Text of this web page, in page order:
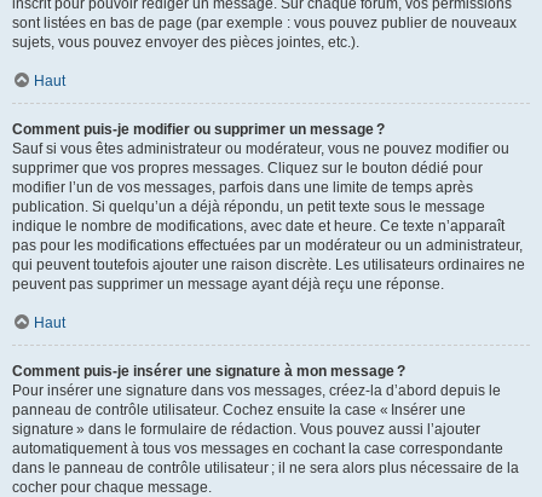
inscrit pour pouvoir rédiger un message. Sur chaque forum, vos permissions
sont listées en bas de page (par exemple : vous pouvez publier de nouveaux
sujets, vous pouvez envoyer des pièces jointes, etc.).
Haut
Comment puis-je modifier ou supprimer un message ?
Sauf si vous êtes administrateur ou modérateur, vous ne pouvez modifier ou
supprimer que vos propres messages. Cliquez sur le bouton dédié pour
modifier l’un de vos messages, parfois dans une limite de temps après
publication. Si quelqu’un a déjà répondu, un petit texte sous le message
indique le nombre de modifications, avec date et heure. Ce texte n’apparaît
pas pour les modifications effectuées par un modérateur ou un administrateur,
qui peuvent toutefois ajouter une raison discrète. Les utilisateurs ordinaires ne
peuvent pas supprimer un message ayant déjà reçu une réponse.
Haut
Comment puis-je insérer une signature à mon message ?
Pour insérer une signature dans vos messages, créez-la d’abord depuis le
panneau de contrôle utilisateur. Cochez ensuite la case « Insérer une
signature » dans le formulaire de rédaction. Vous pouvez aussi l’ajouter
automatiquement à tous vos messages en cochant la case correspondante
dans le panneau de contrôle utilisateur ; il ne sera alors plus nécessaire de la
cocher pour chaque message.